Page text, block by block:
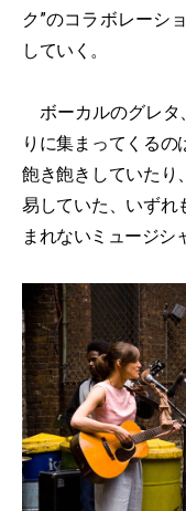
ク”のコラボレーシ
していく。
ボーカルのグレタ
りに集まってくる
飽き飽きしていたり
易していた、いずれ
まれないミュージシ